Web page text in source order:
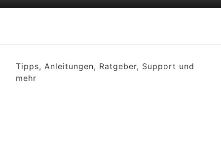
Tipps, Anleitungen, Ratgeber, Support und
mehr